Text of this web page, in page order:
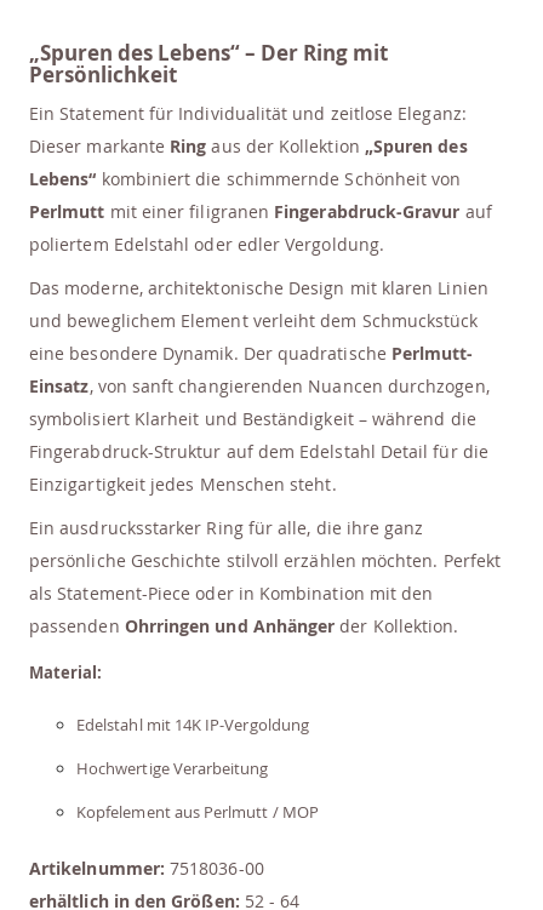
„Spuren des Lebens“ – Der Ring mit
Persönlichkeit
Ein Statement für Individualität und zeitlose Eleganz:
Dieser markante Ring aus der Kollektion „Spuren des
Lebens“ kombiniert die schimmernde Schönheit von
Perlmutt mit einer filigranen Fingerabdruck-Gravur auf
poliertem Edelstahl oder edler Vergoldung.
Das moderne, architektonische Design mit klaren Linien
und beweglichem Element verleiht dem Schmuckstück
eine besondere Dynamik. Der quadratische Perlmutt-
Einsatz, von sanft changierenden Nuancen durchzogen,
symbolisiert Klarheit und Beständigkeit – während die
Fingerabdruck-Struktur auf dem Edelstahl Detail für die
Einzigartigkeit jedes Menschen steht.
Ein ausdrucksstarker Ring für alle, die ihre ganz
persönliche Geschichte stilvoll erzählen möchten. Perfekt
als Statement-Piece oder in Kombination mit den
passenden Ohrringen und Anhänger der Kollektion.
Material:
Edelstahl mit 14K IP-Vergoldung
Hochwertige Verarbeitung
Kopfelement aus Perlmutt / MOP
Artikelnummer:7518036-00
erhältlich in den Größen: 52 - 64